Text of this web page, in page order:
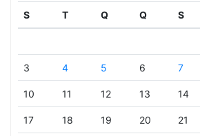
S T Q Q S
3 4 5 6 7
10 11 12 13 14
17 18 19 20 21